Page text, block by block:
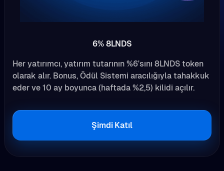
6% 8LNDS
Her yatırımcı, yatırım tutarının %6'sını 8LNDS token
olarak alır. Bonus, Ödül Sistemi aracılığıyla tahakkuk
eder ve 10 ay boyunca (haftada %2,5) kilidi açılır.
Şimdi Katıl